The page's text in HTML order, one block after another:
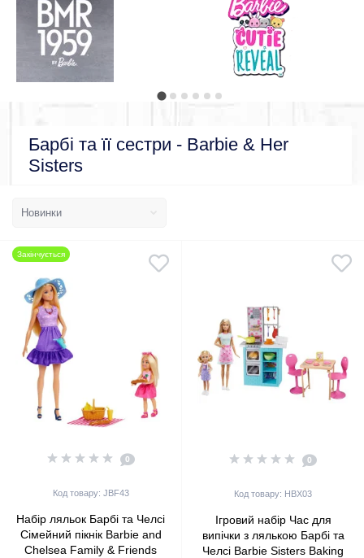
Барбі та її сестри - Barbie & Her
Sisters
Закінчується
0
Код товару: JBF43
Набір ляльок Барбі та Челсі
Сімейний пікнік Barbie and
Chelsea Family & Friends
0
Код товару: HBX03
Ігровий набір Час для
випічки з лялькою Барбі та
Челсі Barbie Sisters Baking